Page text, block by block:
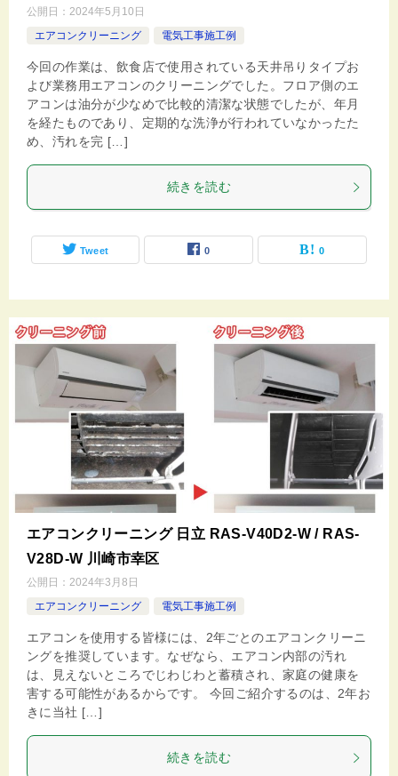
公開日： 2024年5月10日
エアコンクリーニング
電気工事施工例
今回の作業は、飲食店で使用されている天井吊りタイプお
よび業務用エアコンのクリーニングでした。フロア側のエ
アコンは油分が少なめで比較的清潔な状態でしたが、年月
を経たものであり、定期的な洗浄が行われていなかったた
め、汚れを完 […]
続きを読む
Tweet 0 0
エアコンクリーニング 日立 RAS-V40D2‐W / RAS-
V28D‐W 川崎市幸区
公開日： 2024年3月8日
エアコンクリーニング
電気工事施工例
エアコンを使用する皆様には、2年ごとのエアコンクリーニ
ングを推奨しています。なぜなら、エアコン内部の汚れ
は、見えないところでじわじわと蓄積され、家庭の健康を
害する可能性があるからです。 今回ご紹介するのは、2年お
きに当社 […]
続きを読む